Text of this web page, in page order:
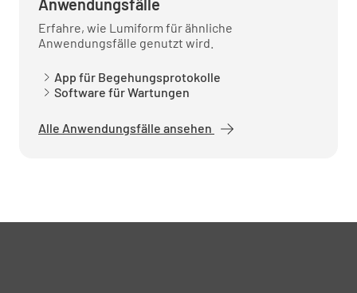
Erfahre, wie Lumiform für ähnliche
Anwendungsfälle genutzt wird.
App für Begehungsprotokolle
Software für Wartungen
Alle Anwendungsfälle ansehen